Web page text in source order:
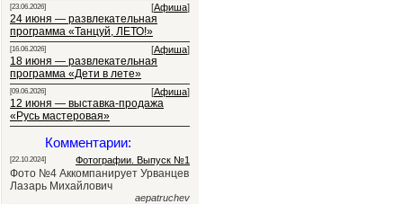
[23.06.2026] [Афиша]
24 июня — развлекательная
программа «Танцуй, ЛЕТО!»
[16.06.2026] [Афиша]
18 июня — развлекательная
программа «Дети в лете»
[09.06.2026] [Афиша]
12 июня — выставка-продажа
«Русь мастеровая»
Комментарии:
[22.10.2024] Фотографии. Выпуск №1
Фото №4 Аккомпанирует Урванцев
Лазарь Михайлович
aepatruchev